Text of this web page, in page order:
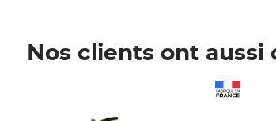
Nos clients ont aussi